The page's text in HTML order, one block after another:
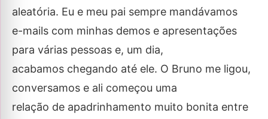
aleatória. Eu e meu pai sempre mandávamos
e-mails com minhas demos e apresentações
para várias pessoas e, um dia,
acabamos chegando até ele. O Bruno me ligou,
conversamos e ali começou uma
relação de apadrinhamento muito bonita entre